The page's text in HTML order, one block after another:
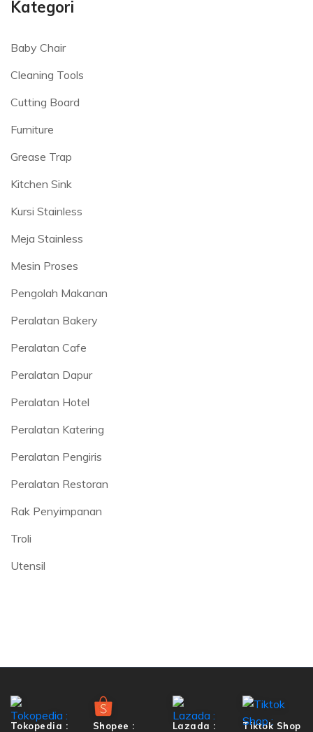
Kategori
Baby Chair
Cleaning Tools
Cutting Board
Furniture
Grease Trap
Kitchen Sink
Kursi Stainless
Meja Stainless
Mesin Proses
Pengolah Makanan
Peralatan Bakery
Peralatan Cafe
Peralatan Dapur
Peralatan Hotel
Peralatan Katering
Peralatan Pengiris
Peralatan Restoran
Rak Penyimpanan
Troli
Utensil
Tokopedia : Shopee : Lazada :
Tiktok Shop